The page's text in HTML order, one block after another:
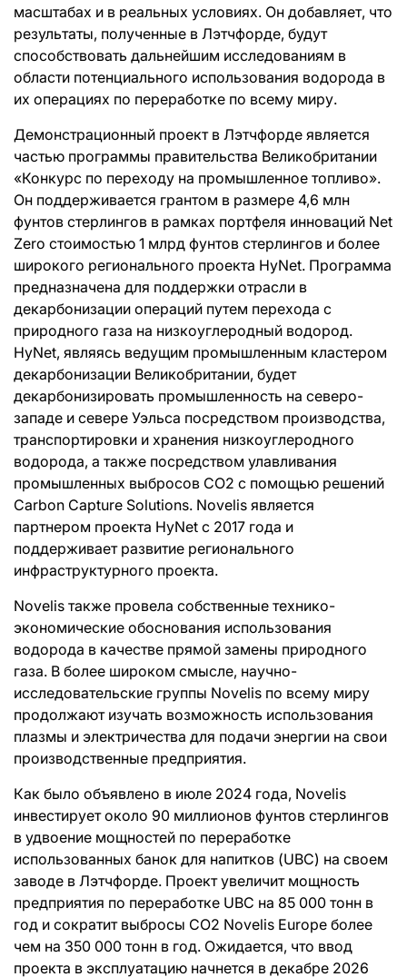
масштабах и в реальных условиях. Он добавляет, что
результаты, полученные в Лэтчфорде, будут
способствовать дальнейшим исследованиям в
области потенциального использования водорода в
их операциях по переработке по всему миру.
Демонстрационный проект в Лэтчфорде является
частью программы правительства Великобритании
«Конкурс по переходу на промышленное топливо».
Он поддерживается грантом в размере 4,6 млн
фунтов стерлингов в рамках портфеля инноваций Net
Zero стоимостью 1 млрд фунтов стерлингов и более
широкого регионального проекта HyNet. Программа
предназначена для поддержки отрасли в
декарбонизации операций путем перехода с
природного газа на низкоуглеродный водород.
HyNet, являясь ведущим промышленным кластером
декарбонизации Великобритании, будет
декарбонизировать промышленность на северо-
западе и севере Уэльса посредством производства,
транспортировки и хранения низкоуглеродного
водорода, а также посредством улавливания
промышленных выбросов CO2 с помощью решений
Carbon Capture Solutions. Novelis является
партнером проекта HyNet с 2017 года и
поддерживает развитие регионального
инфраструктурного проекта.
Novelis также провела собственные технико-
экономические обоснования использования
водорода в качестве прямой замены природного
газа. В более широком смысле, научно-
исследовательские группы Novelis по всему миру
продолжают изучать возможность использования
плазмы и электричества для подачи энергии на свои
производственные предприятия.
Как было объявлено в июле 2024 года, Novelis
инвестирует около 90 миллионов фунтов стерлингов
в удвоение мощностей по переработке
использованных банок для напитков (UBC) на своем
заводе в Лэтчфорде. Проект увеличит мощность
предприятия по переработке UBC на 85 000 тонн в
год и сократит выбросы CO2 Novelis Europe более
чем на 350 000 тонн в год. Ожидается, что ввод
проекта в эксплуатацию начнется в декабре 2026